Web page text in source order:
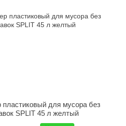
пластиковый для мусора без
SPLIT 45 л желтый